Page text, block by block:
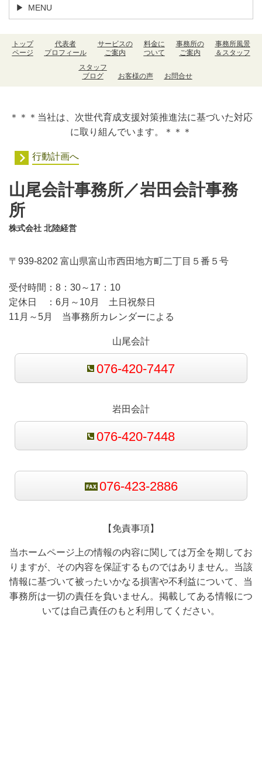
MENU
トップ
ページ
代表者
プロフィール
サービスの
ご案内
料金に
ついて
事務所の
ご案内
事務所風景
＆スタッフ
スタッフ
ブログ
お客様の声 お問合せ
＊＊＊当社は、次世代育成支援対策推進法に基づいた対応
に取り組んでいます。＊＊＊
行動計画へ
山尾会計事務所／岩田会計事務
所
株式会社 北陸経営
〒939-8202 富山県富山市西田地方町二丁目５番５号
受付時間： 8：30～17：10
定休日 ： 6月～10月 土日祝祭日
11月～5月 当事務所カレンダーによる
山尾会計
076-420-7447
岩田会計
076-420-7448
076-423-2886
【免責事項】
当ホームページ上の情報の内容に関しては万全を期してお
りますが、その内容を保証するものではありません。当該
情報に基づいて被ったいかなる損害や不利益について、当
事務所は一切の責任を負いません。掲載してある情報につ
いては自己責任のもと利用してください。